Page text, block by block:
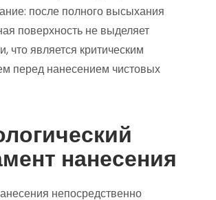
после полного высыхания
поверхность не выделяет
что является критическим
перед нанесением чистовых
нанесения
непосредственно